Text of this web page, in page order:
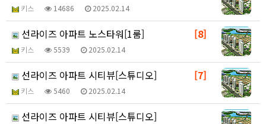
키스 14686 2025.02.14
[8]
선라이즈 아파트 노스타워[1룸]
키스 5539 2025.02.14
[7]
선라이즈 아파트 시티뷰[스튜디오]
키스 5460 2025.02.14
선라이즈 아파트 시티뷰[스튜디오]